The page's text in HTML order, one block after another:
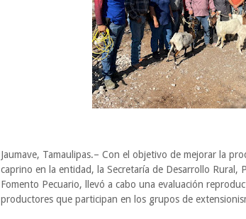
Jaumave, Tamaulipas.– Con el objetivo de mejorar la
caprino en la entidad, la Secretaría de Desarrollo Rural,
Fomento Pecuario, llevó a cabo una evaluación
productores que participan en los grupos de